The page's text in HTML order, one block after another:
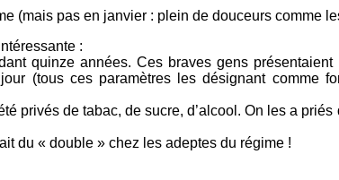
(mais pas en janvier : plein de douceurs comme
:
quinze années. Ces braves gens
(tous ces paramètres les désignant comme
privés de tabac, de sucre, d’alcool. On les a
du « double » chez les adeptes du régime !